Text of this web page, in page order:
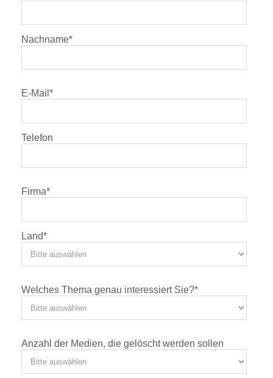
Nachname*
E-Mail *
Telefon
Firma*
Land*
Welches Thema genau interessiert Sie?*
Anzahl der Medien, die gelöscht werden sollen